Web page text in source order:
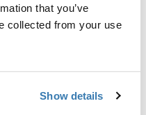
that you’ve
collected from your use
Show details